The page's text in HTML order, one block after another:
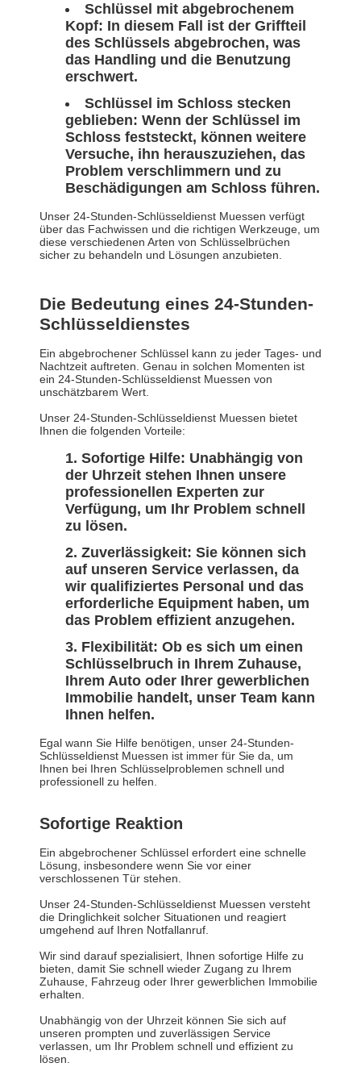
Schlüssel mit abgebrochenem
Kopf: In diesem Fall ist der Griffteil
des Schlüssels abgebrochen, was
das Handling und die Benutzung
erschwert.
Schlüssel im Schloss stecken
geblieben: Wenn der Schlüssel im
Schloss feststeckt, können weitere
Versuche, ihn herauszuziehen, das
Problem verschlimmern und zu
Beschädigungen am Schloss führen.
Unser 24-Stunden-Schlüsseldienst Muessen verfügt
über das Fachwissen und die richtigen Werkzeuge, um
diese verschiedenen Arten von Schlüsselbrüchen
sicher zu behandeln und Lösungen anzubieten.
Die Bedeutung eines 24-Stunden-
Schlüsseldienstes
Ein abgebrochener Schlüssel kann zu jeder Tages- und
Nachtzeit auftreten. Genau in solchen Momenten ist
ein 24-Stunden-Schlüsseldienst Muessen von
unschätzbarem Wert.
Unser 24-Stunden-Schlüsseldienst Muessen bietet
Ihnen die folgenden Vorteile:
Sofortige Hilfe: Unabhängig von
der Uhrzeit stehen Ihnen unsere
professionellen Experten zur
Verfügung, um Ihr Problem schnell
zu lösen.
Zuverlässigkeit: Sie können sich
auf unseren Service verlassen, da
wir qualifiziertes Personal und das
erforderliche Equipment haben, um
das Problem effizient anzugehen.
Flexibilität: Ob es sich um einen
Schlüsselbruch in Ihrem Zuhause,
Ihrem Auto oder Ihrer gewerblichen
Immobilie handelt, unser Team kann
Ihnen helfen.
Egal wann Sie Hilfe benötigen, unser 24-Stunden-
Schlüsseldienst Muessen ist immer für Sie da, um
Ihnen bei Ihren Schlüsselproblemen schnell und
professionell zu helfen.
Sofortige Reaktion
Ein abgebrochener Schlüssel erfordert eine schnelle
Lösung, insbesondere wenn Sie vor einer
verschlossenen Tür stehen.
Unser 24-Stunden-Schlüsseldienst Muessen versteht
die Dringlichkeit solcher Situationen und reagiert
umgehend auf Ihren Notfallanruf.
Wir sind darauf spezialisiert, Ihnen sofortige Hilfe zu
bieten, damit Sie schnell wieder Zugang zu Ihrem
Zuhause, Fahrzeug oder Ihrer gewerblichen Immobilie
erhalten.
Unabhängig von der Uhrzeit können Sie sich auf
unseren prompten und zuverlässigen Service
verlassen, um Ihr Problem schnell und effizient zu
lösen.